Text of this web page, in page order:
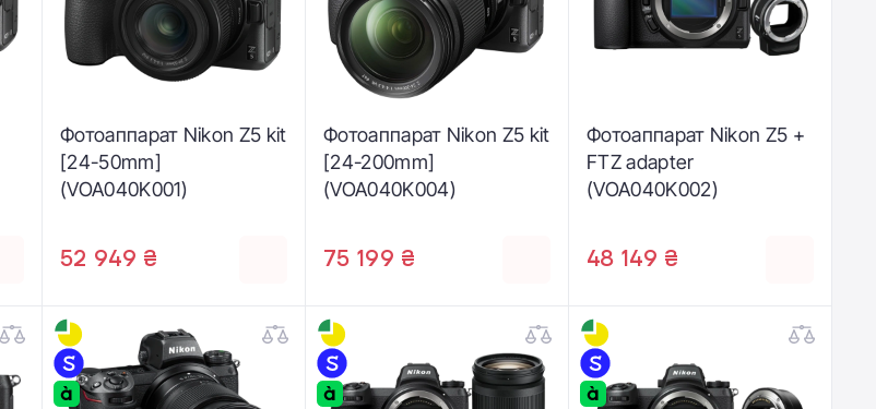
Фотоаппарат Nikon Z5 kit
[24-50mm]
(VOA040K001)
52 949 ₴
Фотоаппарат Nikon Z5 kit
[24-200mm]
(VOA040K004)
75 199 ₴
Фотоаппарат Nikon Z5 +
FTZ adapter
(VOA040K002)
48 149 ₴